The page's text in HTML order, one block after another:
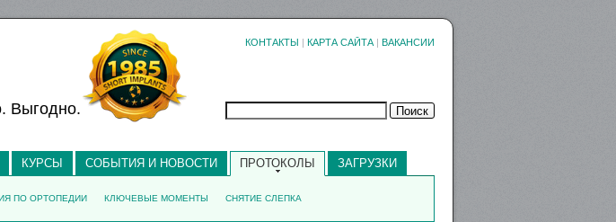
КОНТАКТЫ | КАРТА САЙТА | ВАКАНСИИ
Выгодно.
КУРСЫ СОБЫТИЯ И НОВОСТИ ПРОТОКОЛЫ ЗАГРУЗКИ
ПО ОРТОПЕДИИ КЛЮЧЕВЫЕ МОМЕНТЫ СНЯТИЕ СЛЕПКА